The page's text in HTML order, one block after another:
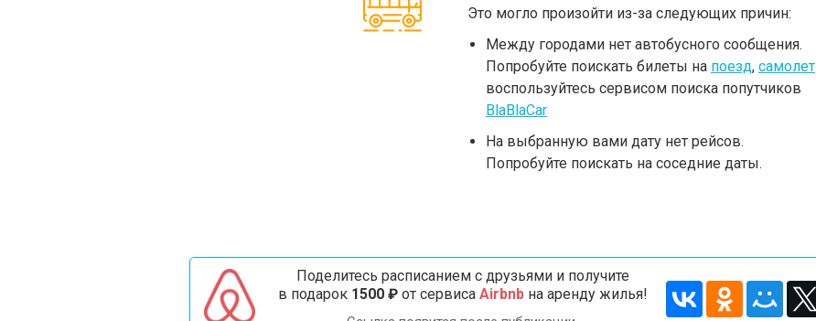
Это могло произойти из-за следующих причин:
Между городами нет автобусного сообщения.
Попробуйте поискать билеты на поезд, самолет
воспользуйтесь сервисом поиска попутчиков
BlaBlaCar
На выбранную вами дату нет рейсов.
Попробуйте поискать на соседние даты.
Поделитесь расписанием с друзьями и получите
в подарок 1500 ₽от сервиса Airbnbна аренду жилья!